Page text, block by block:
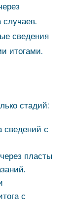
случаев.
сведения
итогами.
стадий:
сведений с
пласты
с